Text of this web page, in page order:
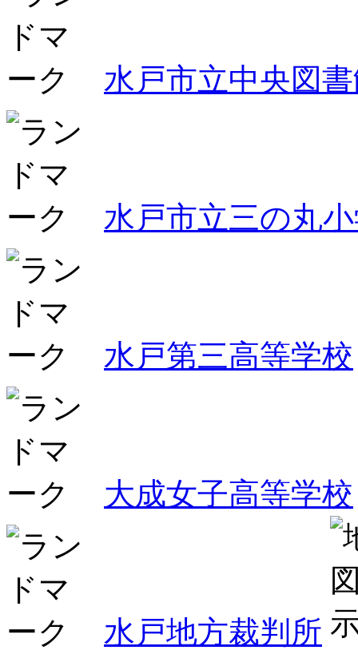
水戸市立中央図
水戸市立三の丸
水戸第三高等学校
大成女子高等学校
水戸地方裁判所